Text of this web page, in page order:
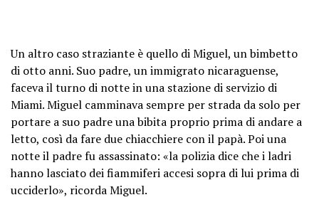
Un altro caso straziante è quello di Miguel, un bimbetto
di otto anni. Suo padre, un immigrato nicaraguense,
faceva il turno di notte in una stazione di servizio di
Miami. Miguel camminava sempre per strada da solo per
portare a suo padre una bibita proprio prima di andare a
letto, così da fare due chiacchiere con il papà. Poi una
notte il padre fu assassinato: «la polizia dice che i ladri
hanno lasciato dei fiammiferi accesi sopra di lui prima di
ucciderlo», ricorda Miguel.